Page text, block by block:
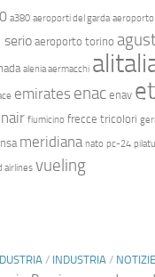
a380 aeroporti del garda
serio aeroporto torino
alenia aermacchi
emirates enac enav
fiumicino frecce tricolori
meridiana nato pc-24
airlines vueling
/ INDUSTRIA /